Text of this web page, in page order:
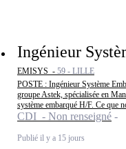
Ingénieur
EMISYS - 59 - LILLE
POSTE : Ingénieur Système
groupe Astek, spécialisée en
système embarqué H/F. Ce que
CDI - Non renseigné
Publié il y a 15 jours